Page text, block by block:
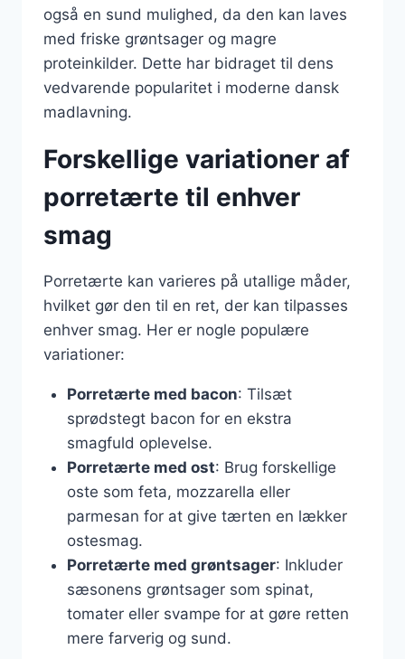
også en sund mulighed, da den kan laves
med friske grøntsager og magre
proteinkilder. Dette har bidraget til dens
vedvarende popularitet i moderne dansk
madlavning.
Forskellige variationer af
porretærte til enhver
smag
Porretærte kan varieres på utallige måder,
hvilket gør den til en ret, der kan tilpasses
enhver smag. Her er nogle populære
variationer:
Porretærte med bacon: Tilsæt
sprødstegt bacon for en ekstra
smagfuld oplevelse.
Porretærte med ost: Brug forskellige
oste som feta, mozzarella eller
parmesan for at give tærten en lækker
ostesmag.
Porretærte med grøntsager: Inkluder
sæsonens grøntsager som spinat,
tomater eller svampe for at gøre retten
mere farverig og sund.